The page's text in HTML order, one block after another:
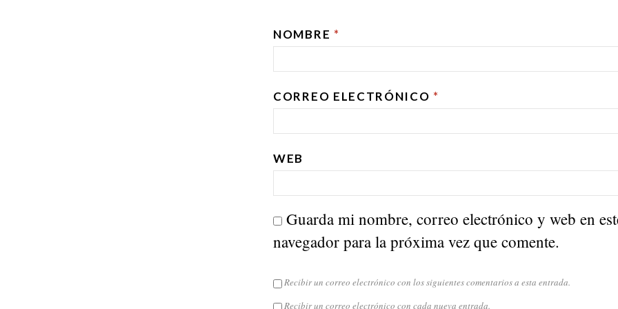
NOMBRE *
CORREO ELECTRÓNICO *
WEB
Guarda mi nombre, correo electrónico y web en
navegador para la próxima vez que comente.
Recibir un correo electrónico con los siguientes comentarios a esta entrada.
Recibir un correo electrónico con cada nueva entrada.